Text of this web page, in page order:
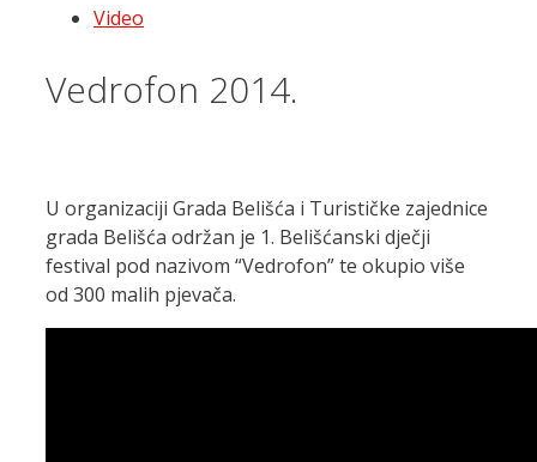
Video
Vedrofon 2014.
U organizaciji Grada Belišća i Turističke zajednice
grada Belišća održan je 1. Belišćanski dječji
festival pod nazivom “Vedrofon” te okupio više
od 300 malih pjevača.